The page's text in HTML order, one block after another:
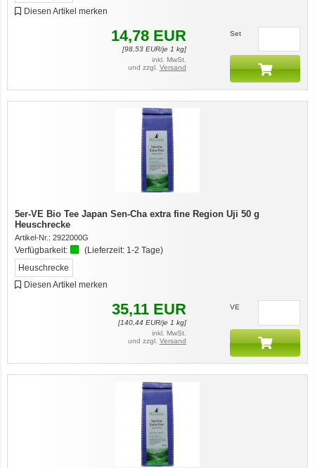
Diesen Artikel merken
14,78 EUR
[98,53EUR/je 1 kg]
inkl. MwSt.
und zzgl. Versand
Set
5er-VE Bio Tee Japan Sen-Cha extra fine Region Uji 50 g
Heuschrecke
Artikel-Nr.: 2922000G
Verfügbarkeit: (Lieferzeit: 1-2 Tage)
Heuschrecke
Diesen Artikel merken
35,11 EUR
[140,44 EUR/je 1 kg]
inkl. MwSt.
und zzgl. Versand
VE